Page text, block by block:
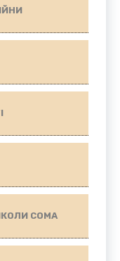
СОМА